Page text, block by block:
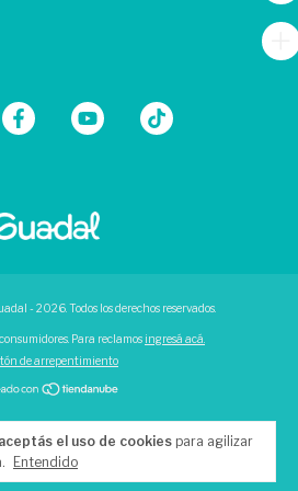
aceptás el uso de cookies para agilizar
Entendido
- 2026. Todos los derechos reservados.
Para reclamos ingresá acá.
de arrepentimiento